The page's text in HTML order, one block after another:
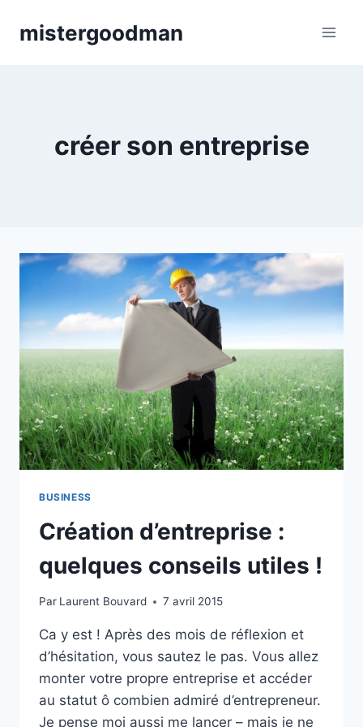
mistergoodman
créer son entreprise
BUSINESS
Création d’entreprise :
quelques conseils utiles !
Par Laurent Bouvard 7 avril 2015
Ca y est ! Après des mois de réflexion et
d’hésitation, vous sautez le pas. Vous allez
monter votre propre entreprise et accéder
au statut ô combien admiré d’entrepreneur.
Je pense moi aussi me lancer – mais je ne